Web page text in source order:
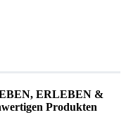
ERLEBEN &
Produkten